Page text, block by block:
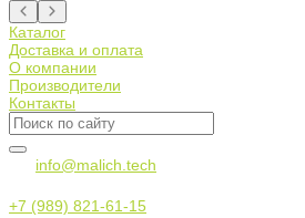
Каталог
Доставка и оплата
О компании
Производители
Контакты
info@malich.tech
+7 (989) 821-61-15